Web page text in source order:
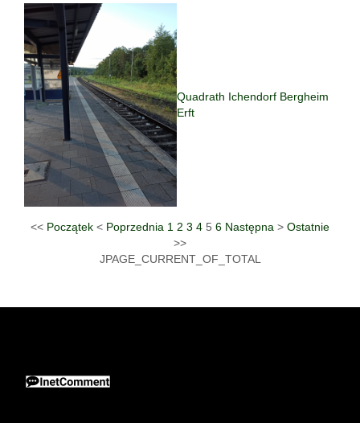
Quadrath Ichendorf Bergheim
Erft
<< Początek < Poprzednia 1 2 3 4 5 6 Następna > Ostatnie
>>
JPAGE_CURRENT_OF_TOTAL